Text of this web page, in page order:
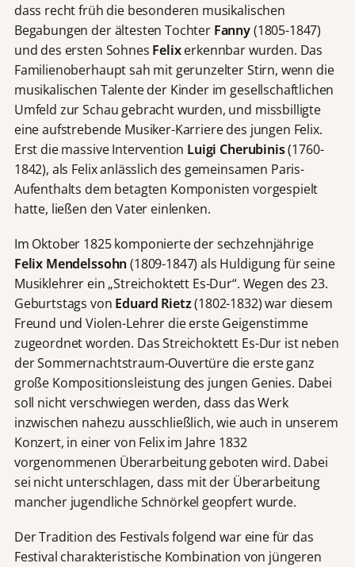
dass recht früh die besonderen musikalischen
Begabungen der ältesten Tochter Fanny(1805-1847)
und des ersten Sohnes Felixerkennbar wurden. Das
Familienoberhaupt sah mit gerunzelter Stirn, wenn die
musikalischen Talente der Kinder im gesellschaftlichen
Umfeld zur Schau gebracht wurden, und missbilligte
eine aufstrebende Musiker-Karriere des jungen Felix.
Erst die massive Intervention Luigi Cherubinis(1760-
1842), als Felix anlässlich des gemeinsamen Paris-
Aufenthalts dem betagten Komponisten vorgespielt
hatte, ließen den Vater einlenken.
Im Oktober 1825 komponierte der sechzehnjährige
Felix Mendelssohn(1809-1847) als Huldigung für seine
Musiklehrer ein „Streichoktett Es-Dur“. Wegen des 23.
Geburtstags von Eduard Rietz(1802-1832) war diesem
Freund und Violen-Lehrer die erste Geigenstimme
zugeordnet worden. Das Streichoktett Es-Dur ist neben
der Sommernachtstraum-Ouvertüre die erste ganz
große Kompositionsleistung des jungen Genies. Dabei
soll nicht verschwiegen werden, dass das Werk
inzwischen nahezu ausschließlich, wie auch in unserem
Konzert, in einer von Felix im Jahre 1832
vorgenommenen Überarbeitung geboten wird. Dabei
sei nicht unterschlagen, dass mit der Überarbeitung
mancher jugendliche Schnörkel geopfert wurde.
Der Tradition des Festivals folgend war eine für das
Festival charakteristische Kombination von jüngeren